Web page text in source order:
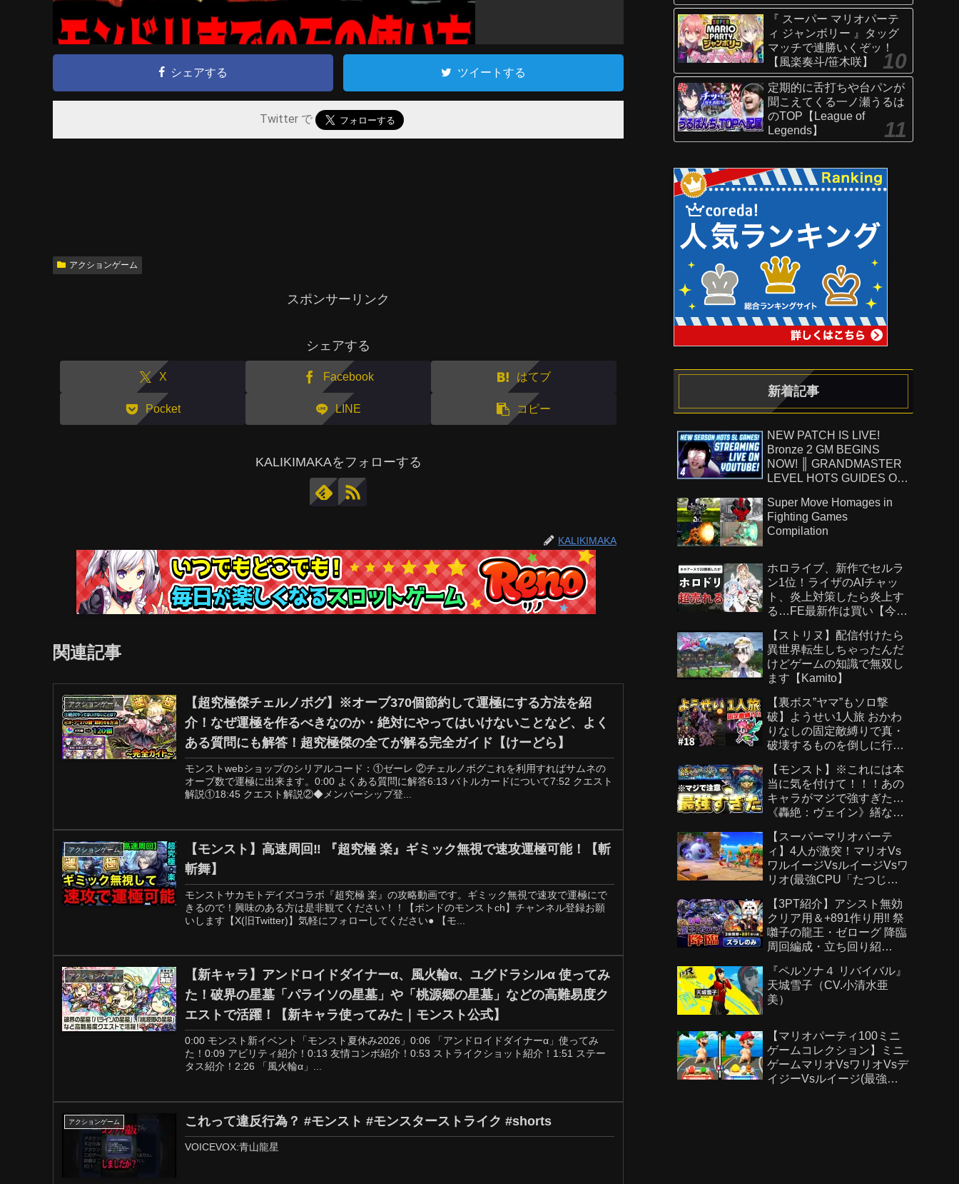
シェアする ツイートする
Twitter で
アクションゲーム
スポンサーリンク
シェアする
X Facebook はてブ
Pocket LINE コピー
KALIKIMAKAをフォローする
KALIKIMAKA
関連記事
アクションゲーム
【超究極傑チェルノボグ】※オーブ370個節約して運極にする方法を紹
介！なぜ運極を作るべきなのか・絶対にやってはいけないことなど、よく
ある質問にも解答！超究極傑の全てが解る完全ガイド【けーどら】
モンストwebショップのシリアルコード：①ゼーレ ②チェルノボグこれを利用すればサムネの
オーブ数で運極に出来ます。0:00 よくある質問に解答6:13 バトルカードについて7:52 クエスト
解説①18:45 クエスト解説②◆メンバーシップ登...
アクションゲーム
【モンスト】高速周回‼︎ 『超究極 楽』ギミック無視で速攻運極可能！【斬
斬舞】
モンストサカモトデイズコラボ『超究極 楽』の攻略動画です。ギミック無視で速攻で運極にで
きるので！興味のある方は是非観てください！！【ボンドのモンストch】チャンネル登録お願
いします【X(旧Twitter)】気軽にフォローしてください● 【モ...
アクションゲーム
【新キャラ】アンドロイドダイナーα、風火輪α、ユグドラシルα 使ってみ
た！破界の星墓「パライソの星墓」や「桃源郷の星墓」などの高難易度ク
エストで活躍！【新キャラ使ってみた｜モンスト公式】
0:00​ モンスト新イベント「モンスト夏休み2026」0:06​ 「アンドロイドダイナーα」使ってみ
た！0:09 アビリティ紹介！0:13 友情コンボ紹介！0:53 ストライクショット紹介！1:51 ステー
タス紹介！2:26 「風火輪α」...
アクションゲーム これって違反行為？ #モンスト #モンスターストライク #shorts
VOICEVOX:青山龍星
の孤城〜空中庭園〜などで
活躍！オリジナルSSにも注
目！【新キャラ使ってみた
｜モンスト公式】
『 スーパー マリオパーテ
ィ ジャンボリー 』タッグ
マッチで連勝いくぞッ！
【風楽奏斗/笹木咲】
定期的に舌打ちや台パンが
聞こえてくる一ノ瀬うるは
のTOP【League of
Legends】
新着記事
NEW PATCH IS LIVE!
Bronze 2 GM BEGINS
NOW! ║ GRANDMASTER
LEVEL HOTS GUIDES ON
Super Move Homages in
Fighting Games
Compilation
ホロライブ、新作でセルラ
ン1位！ライザのAIチャッ
ト、炎上対策したら炎上す
る…FE最新作は買い【今週
【ストリヌ】配信付けたら
異世界転生しちゃったんだ
けどゲームの知識で無双し
ます【Kamito】
【裏ボス”ヤマ”もソロ撃
破】ようせい1人旅 おかわ
りなしの固定敵縛りで真・
破壊するものを倒しに行く
ー】
【モンスト】※これには本
当に気を付けて！！！あの
キャラがマジで強すぎた…
《轟絶：ヴェイン》繕なる
【スーパーマリオパーテ
ィ】4人が激突！マリオVs
ワルイージVsルイージVsワ
リオ(最強CPU「たつじ
【3PT紹介】アシスト無効
クリア用＆+891作り用‼️ 祭
囃子の龍王・ゼローグ 降臨
周回編成・立ち回り紹
ドラゴンズ】
『ペルソナ４ リバイバル』
天城雪子（CV.小清水亜
美）
【マリオパーティ100ミニ
ゲームコレクション】ミニ
ゲームマリオVsワリオVsデ
イジーVsルイージ(最強